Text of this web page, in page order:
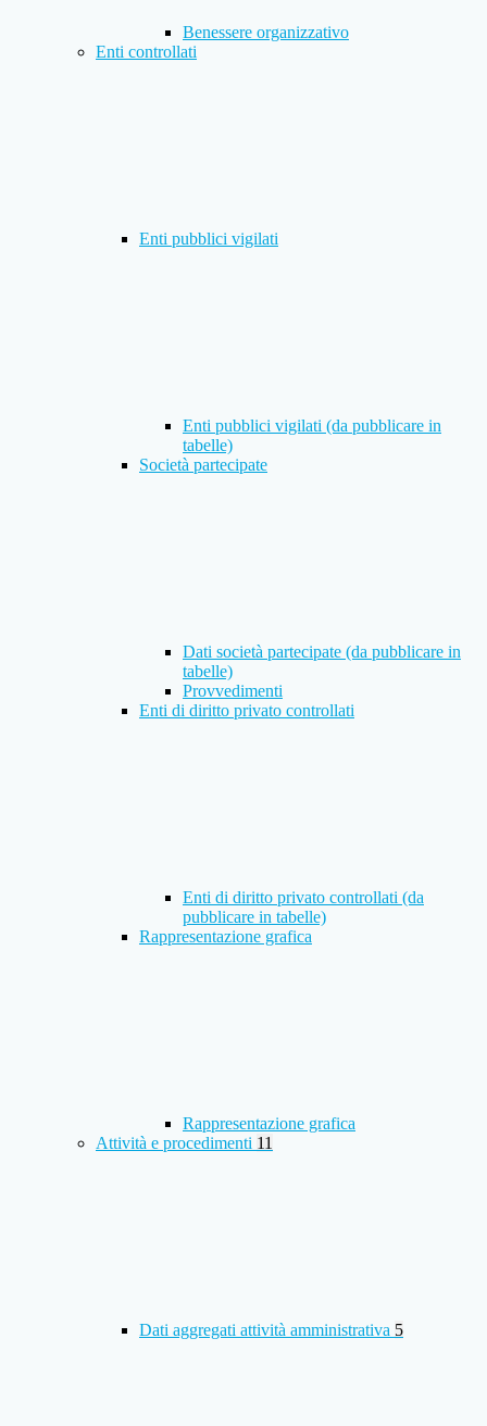
Benessere organizzativo
Enti controllati
Enti pubblici vigilati
Enti pubblici vigilati (da pubblicare in
tabelle)
Società partecipate
Dati società partecipate (da pubblicare in
tabelle)
Provvedimenti
Enti di diritto privato controllati
Enti di diritto privato controllati (da
pubblicare in tabelle)
Rappresentazione grafica
Rappresentazione grafica
Attività e procedimenti 11
Dati aggregati attività amministrativa 5